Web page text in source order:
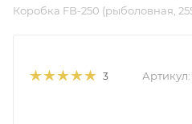
Коробка FB-250 (рыболовная,
3 Артикул: